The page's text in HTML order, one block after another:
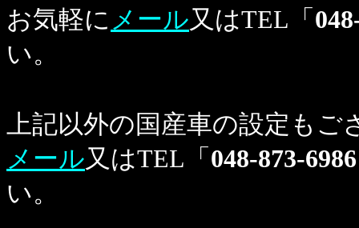
お気軽に メール又はTEL「
い。
上記以外の国産車の設定もご
メール又はTEL「 048-873-6986
い。